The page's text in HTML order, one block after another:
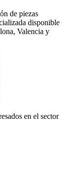
de piezas
disponible
Valencia y
en el sector